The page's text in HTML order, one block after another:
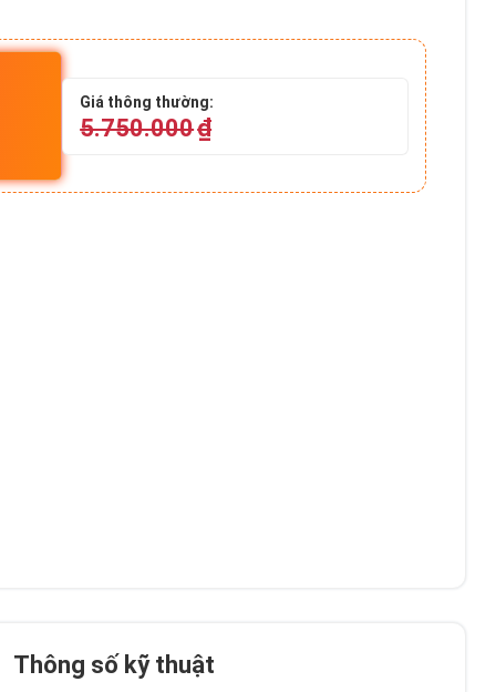
Giá thông thường:
5.750.000₫
Thông số kỹ thuật